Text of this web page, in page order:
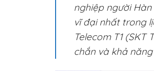
nghiệp người
vĩ đại nhất trong
Telecom T1
chắn và khả